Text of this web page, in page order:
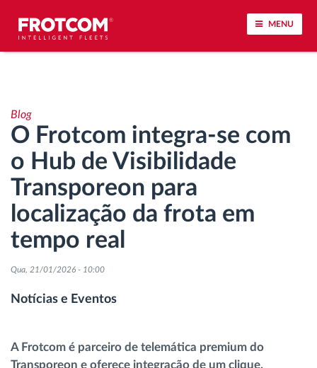
MENU
Análise do estilo de condução
Gestão de tarefas
Descarga remota de tacógrafo
Controlo de acesso
Blog
O Frotcom integra-se com
o Hub de Visibilidade
Transporeon para
localização da frota em
tempo real
Qua, 21/01/2026 - 10:00
Notícias e Eventos
A Frotcom é parceiro de telemática premium do
Transporeon e oferece integração de um clique,